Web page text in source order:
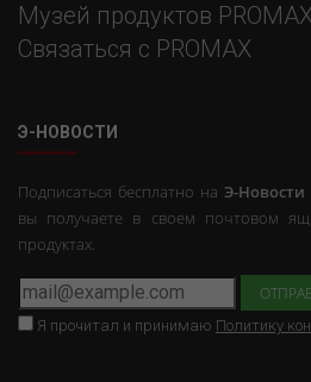
Музей продуктов
Связаться с PROMAX
Э-НОВОСТИ
Подписаться бесплатно на Э-Новости
вы получаете в своем почтовом
продуктах.
Я прочитал и принимаю Политику